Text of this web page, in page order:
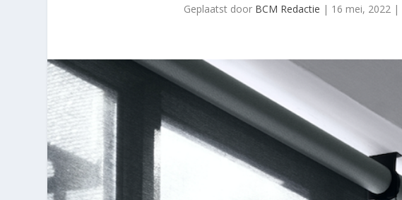
Geplaatst door BCM Redactie | 16 mei, 2022 |